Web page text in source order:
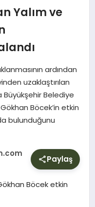
Yalım ve
ardından
uzaklaştırılan
Büyükşehir Belediye
Böcek’in etkin
bulunduğunu
Paylaş